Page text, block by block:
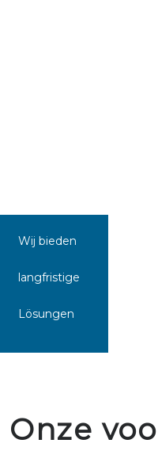
Wij bieden
langfristige
Lösungen
Onze